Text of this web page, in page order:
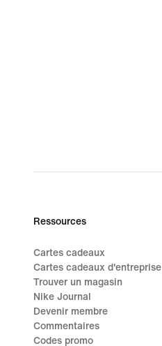
Ressources
Cartes cadeaux
Cartes cadeaux d'entreprise
Trouver un magasin
Nike Journal
Devenir membre
Commentaires
Codes promo